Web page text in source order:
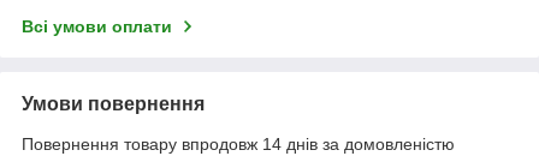
Всі умови оплати
Умови повернення
Повернення товару впродовж 14 днів за домовленістю